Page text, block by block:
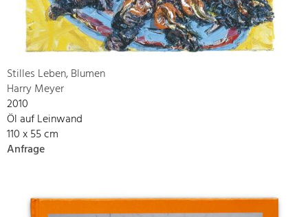
Stilles Leben, Blumen
Harry Meyer
2010
Öl auf Leinwand
110 x 55 cm
Anfrage